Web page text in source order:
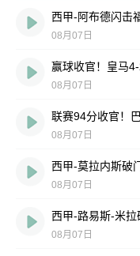
西甲-阿布德闪击
08月07日
08月07日
08月07日
08月07日
西甲-路易斯-米
08月07日